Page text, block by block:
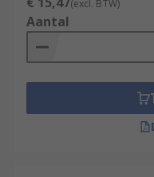
(excl. BTW)
Aantal